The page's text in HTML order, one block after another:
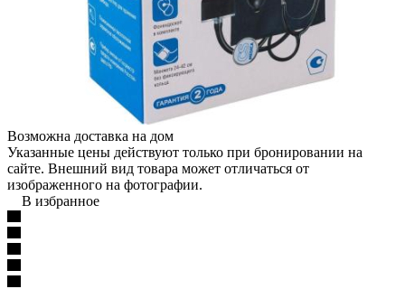
Возможна доставка на дом
Указанные цены действуют только при бронировании на
сайте. Внешний вид товара может отличаться от
изображенного на фотографии.
В избранное